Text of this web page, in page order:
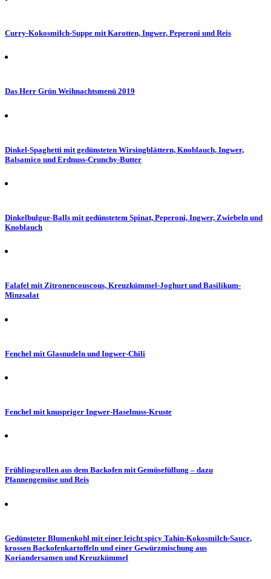
Curry-Kokosmilch-Suppe mit Karotten, Ingwer, Peperoni und Reis
Das Herr Grün Weihnachtsmenü 2019
Dinkel-Spaghetti mit gedünsteten Wirsingblättern, Knoblauch, Ingwer,
Balsamico und Erdnuss-Crunchy-Butter
Dinkelbulgur-Balls mit gedünstetem Spinat, Peperoni, Ingwer, Zwiebeln und
Knoblauch
Falafel mit Zitronencouscous, Kreuzkümmel-Joghurt und Basilikum-
Minzsalat
Fenchel mit Glasnudeln und Ingwer-Chili
Fenchel mit knuspriger Ingwer-Haselnuss-Kruste
Frühlingsrollen aus dem Backofen mit Gemüsefüllung – dazu
Pfannengemüse und Reis
Gedünsteter Blumenkohl mit einer leicht spicy Tahin-Kokosmilch-Sauce,
krossen Backofenkartoffeln und einer Gewürzmischung aus
Koriandersamen und Kreuzkümmel